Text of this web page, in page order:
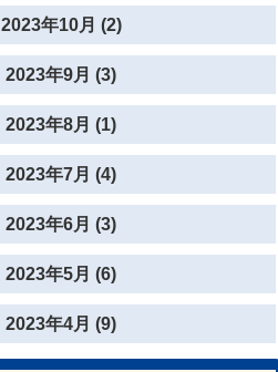
2023年10月 (2)
2023年9月 (3)
2023年8月 (1)
2023年7月 (4)
2023年6月 (3)
2023年5月 (6)
2023年4月 (9)